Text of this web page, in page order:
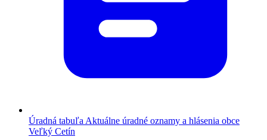
Úradná tabuľa Aktuálne úradné oznamy a hlásenia obce
Veľký Cetín